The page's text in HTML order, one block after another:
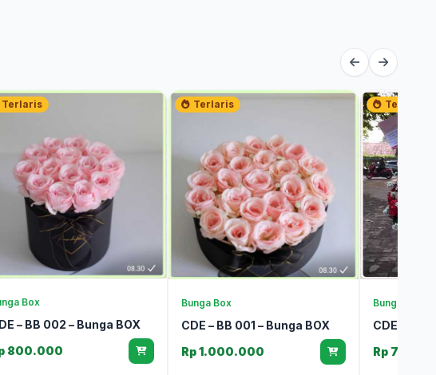
Terlaris
Box
– BB 002 – Bunga BOX
800.000
Terlaris
Bunga Box
CDE – BB 001 – Bunga BOX
Rp 1.000.000
Terlaris
Bunga Meja
CDE – BM
Rp